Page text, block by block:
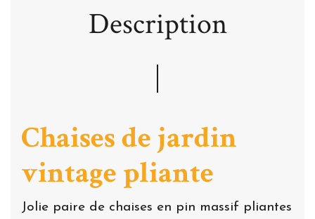
Description
Chaises de jardin
vintage pliante
Jolie paire de chaises en pin massif pliantes